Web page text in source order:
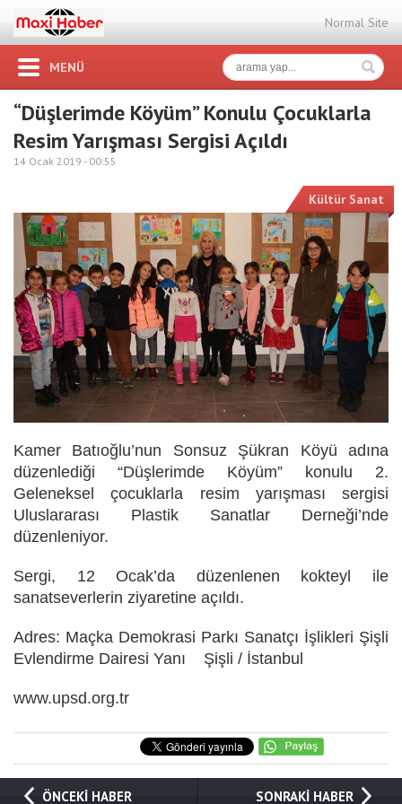
Normal Site
MENÜ
“Düşlerimde Köyüm” Konulu Çocuklarla
Resim Yarışması Sergisi Açıldı
14 Ocak 2019 - 00:55
Kültür Sanat
Kamer Batıoğlu’nun Sonsuz Şükran Köyü adına
düzenlediği “Düşlerimde Köyüm” konulu 2.
Geleneksel çocuklarla resim yarışması sergisi
Uluslararası Plastik Sanatlar Derneği’nde
düzenleniyor.
Sergi, 12 Ocak’da düzenlenen kokteyl ile
sanatseverlerin ziyaretine açıldı.
Adres: Maçka Demokrasi Parkı Sanatçı İşlikleri Şişli
Evlendirme Dairesi Yanı Şişli / İstanbul
www.upsd.org.tr
ÖNCEKİ HABER SONRAKİ HABER